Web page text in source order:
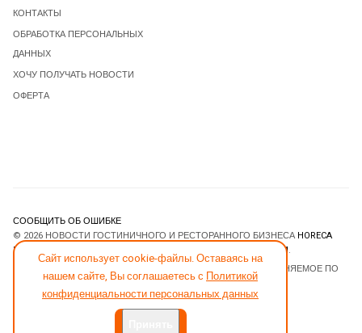
Сайт использует cookie-файлы. Оставаясь на
нашем сайте, Вы соглашаетесь с Политикой
конфиденциальности персональных данных
КОНТАКТЫ
ОБРАБОТКА ПЕРСОНАЛЬНЫХ
ДАННЫХ
ХОЧУ ПОЛУЧАТЬ НОВОСТИ
ОФЕРТА
СООБЩИТЬ ОБ ОШИБКЕ
© 2026 НОВОСТИ ГОСТИНИЧНОГО И РЕСТОРАННОГО БИЗНЕСА HORECA
ESTATE
JOOMLART.COM.
- ПРОГРАММНОЕ ОБЕСПЕЧЕНИЕ, РАСПРОСТРАНЯЕМОЕ ПО
ЛИЦЕНЗИИGNU GENERAL PUBLIC LICENSE